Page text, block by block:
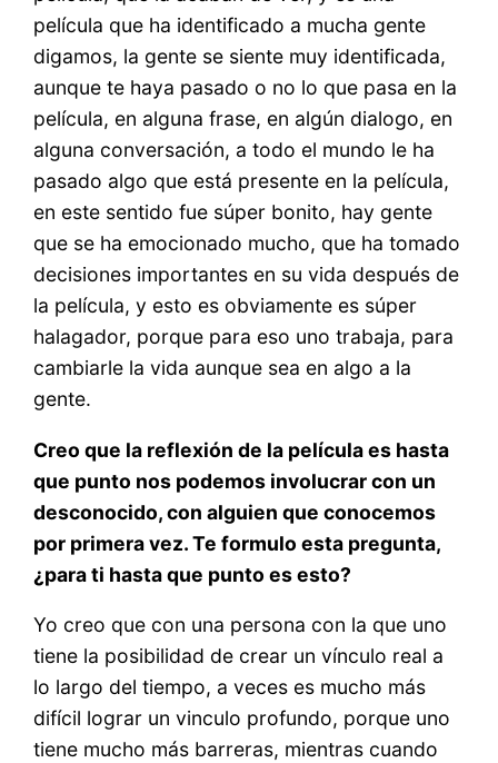
película que ha identificado a mucha gente
digamos, la gente se siente muy identificada,
aunque te haya pasado o no lo que pasa en la
película, en alguna frase, en algún dialogo, en
alguna conversación, a todo el mundo le ha
pasado algo que está presente en la película,
en este sentido fue súper bonito, hay gente
que se ha emocionado mucho, que ha tomado
decisiones importantes en su vida después de
la película, y esto es obviamente es súper
halagador, porque para eso uno trabaja, para
cambiarle la vida aunque sea en algo a la
gente.
Creo que la reflexión de la película es hasta
que punto nos podemos involucrar con un
desconocido, con alguien que conocemos
por primera vez. Te formulo esta pregunta,
¿para ti hasta que punto es esto?
Yo creo que con una persona con la que uno
tiene la posibilidad de crear un vínculo real a
lo largo del tiempo, a veces es mucho más
difícil lograr un vinculo profundo, porque uno
tiene mucho más barreras, mientras cuando